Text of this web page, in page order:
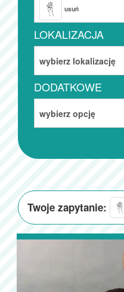
usuń
LOKALIZACJA
wybierz lokalizację
DODATKOWE
wybierz opcję
Twoje zapytanie: